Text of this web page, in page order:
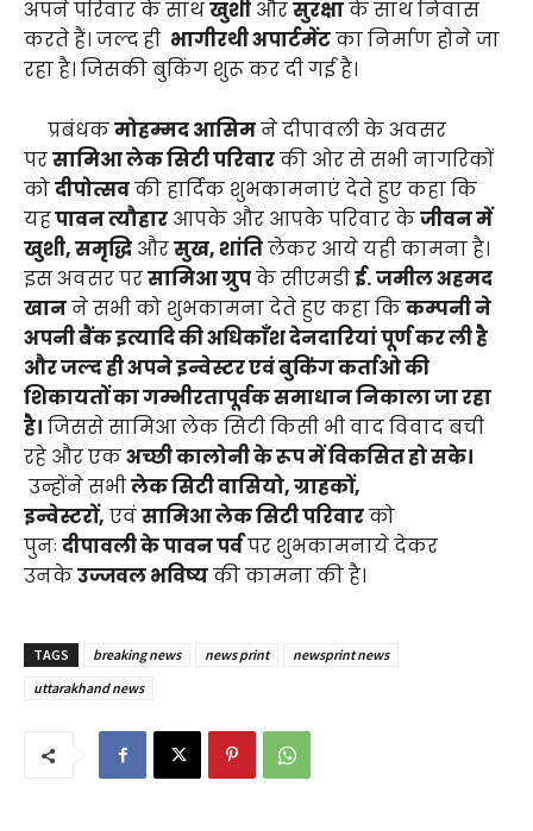
अपने परिवार के साथखुशी औरसुरक्षाके साथ निवास
करते हैं। जल्द ही भागीरथी अपार्टमेंटका निर्माण होने जा
रहा है। जिसकी बुकिंग शुरू कर दी गई है।
प्रबंधकमोहम्मद आसिमने दीपावली के अवसर
परसामिआ लेक सिटी परिवारकी ओर से सभी नागरिकों
कोदीपोत्सवकी हार्दिक शुभकामनाएं देते हुए कहा कि
यहपावन त्यौहार आपके और आपके परिवार केजीवन में
खुशी, समृद्धि औरसुख, शांतिलेकर आये यही कामना है।
इस अवसर परसामिआ ग्रुपके सीएमडीई.जमील अहमद
खानने सभी को शुभकामना देते हुए कहा किकम्पनी ने
अपनी बैंक इत्यादि की अधिकाँश देनदारियां पूर्ण कर ली है
और जल्द ही अपने इन्वेस्टर एवं बुकिंग कर्ताओ की
शिकायतों का गम्भीरतापूर्वक समाधान निकाला जा रहा
है। जिससे सामिआ लेक सिटी किसी भी वाद विवाद बची
रहे और एकअच्छी कालोनी के रूप में विकसित हो सके।
उन्होंने सभीलेक सिटी वासियो, ग्राहकों,
इन्वेस्टरों, एवंसामिआ लेक सिटी परिवारको
पुनः दीपावली के पावन पर्वपर शुभकामनाये देकर
उनकेउज्जवल भविष्यकी कामना की है।
TAGS breaking news news print
newsprint news
uttarakhand news